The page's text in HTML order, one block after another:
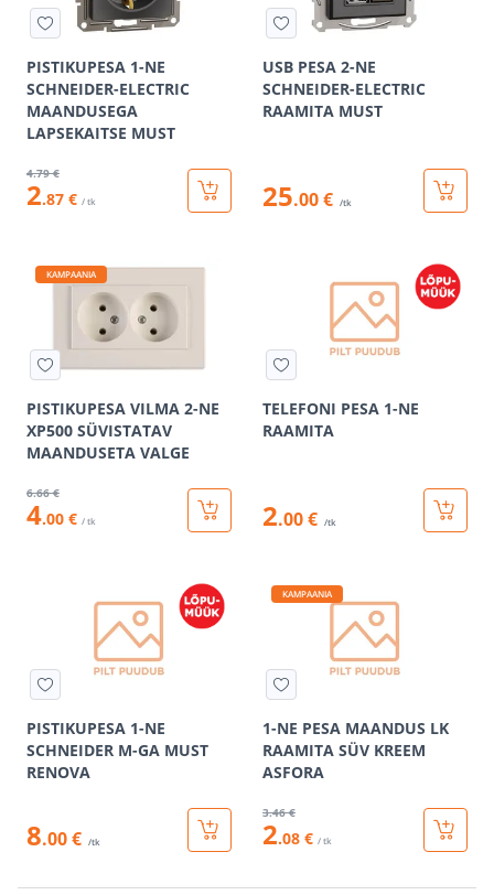
PISTIKUPESA 1-NE
SCHNEIDER-ELECTRIC
MAANDUSEGA
LAPSEKAITSE MUST
4.79 €
2.87 € / tk
USB PESA 2-NE
SCHNEIDER-ELECTRIC
RAAMITA MUST
25.00 € /tk
KAMPAANIA
PISTIKUPESA VILMA 2-NE
XP500 SÜVISTATAV
MAANDUSETA VALGE
6.66 €
4.00 € / tk
TELEFONI PESA 1-NE
RAAMITA
2.00 € /tk
PISTIKUPESA 1-NE
SCHNEIDER M-GA MUST
RENOVA
8.00 € /tk
KAMPAANIA
1-NE PESA MAANDUS LK
RAAMITA SÜV KREEM
ASFORA
3.46 €
2.08 € / tk